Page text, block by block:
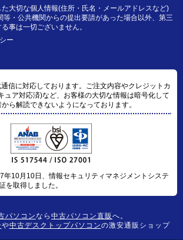
大切な個人情報(住所・氏名・メールアドレスなど)
等・公共機関からの提出要請があった場合以外、第三
事は一切ございません。
ー
信に対応しております。ご注文内容やクレジットカ
ュア対応済)など、お客様の大切な情報は暗号化して
ら解読できないようになっております。
年10月10日、情報セキュリティマネジメントシステ
を取得しました。
パソコンなら 中古パソコン直販へ。
や中古デスクトップパソコンの激安通販ショップ